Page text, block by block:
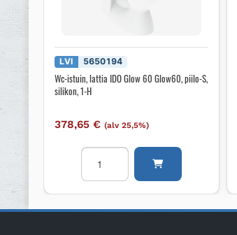
LVI 5650194
Wc-istuin, lattia IDO Glow 60 Glow60, piilo-S,
silikon, 1-H
378,65€ (alv 25,5%)
Wc-
istuin,
lattia
Glow